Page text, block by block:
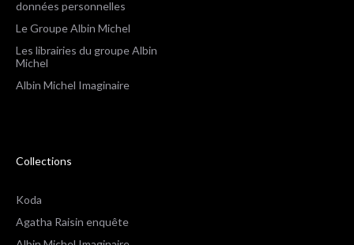
données personnelles
Le Groupe Albin Michel
Les librairies du groupe Albin
Michel
Albin Michel Imaginaire
Collections
Koda
Agatha Raisin enquête